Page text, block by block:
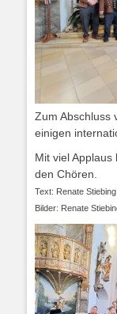
Zum Abschluss
einigen
Mit viel
den Chören.
Text: Renate Stiebing
Bilder: Renate